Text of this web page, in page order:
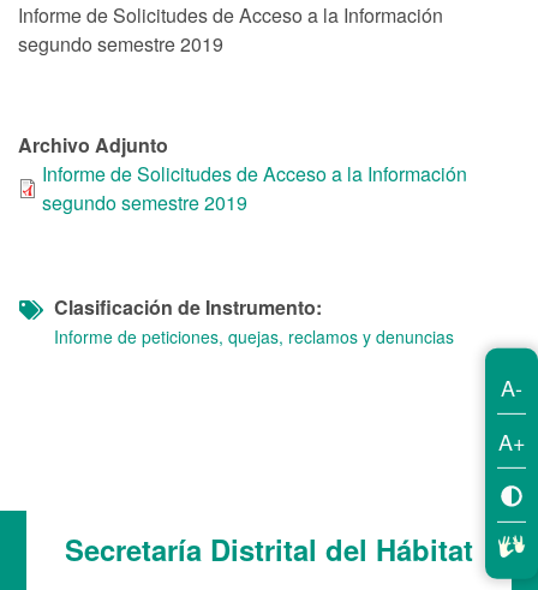
Informe de Solicitudes de Acceso a la Información
segundo semestre 2019
Archivo Adjunto
Informe de Solicitudes de Acceso a la Información
segundo semestre 2019
Clasificación de Instrumento
Informe de peticiones, quejas, reclamos y denuncias
Secretaría Distrital del Hábitat
A-
A+